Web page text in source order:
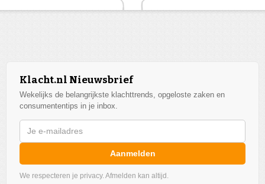
Klacht.nl Nieuwsbrief
Wekelijks de belangrijkste klachttrends, opgeloste zaken en
consumententips in je inbox.
Aanmelden
We respecteren je privacy. Afmelden kan altijd.